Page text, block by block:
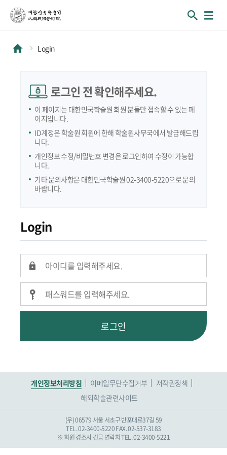
Login
로그인 전 확인해주세요.
이 페이지는 대한민국학술원 회원 분들만 접속할 수 있는 페
이지입니다.
ID계정은 학술원 회원에 한해 학술원사무국에서 발급해드립
니다.
개인정보 수정/비밀번호 변경은 로그인하여 수정이 가능합
니다.
기타 문의사항은 대한민국학술원 02-3400-5220으로 문의
바랍니다.
Login
로그인
개인정보처리방침 이메일무단수집거부
저작권정책
해외학술관련사이트
(우) 06579 서울 서초구 반포대로37길 59
TEL. 02-3400-5220FAX. 02-537-3183
※ 회원 경조사 긴급 연락처 TEL. 02-3400-5221